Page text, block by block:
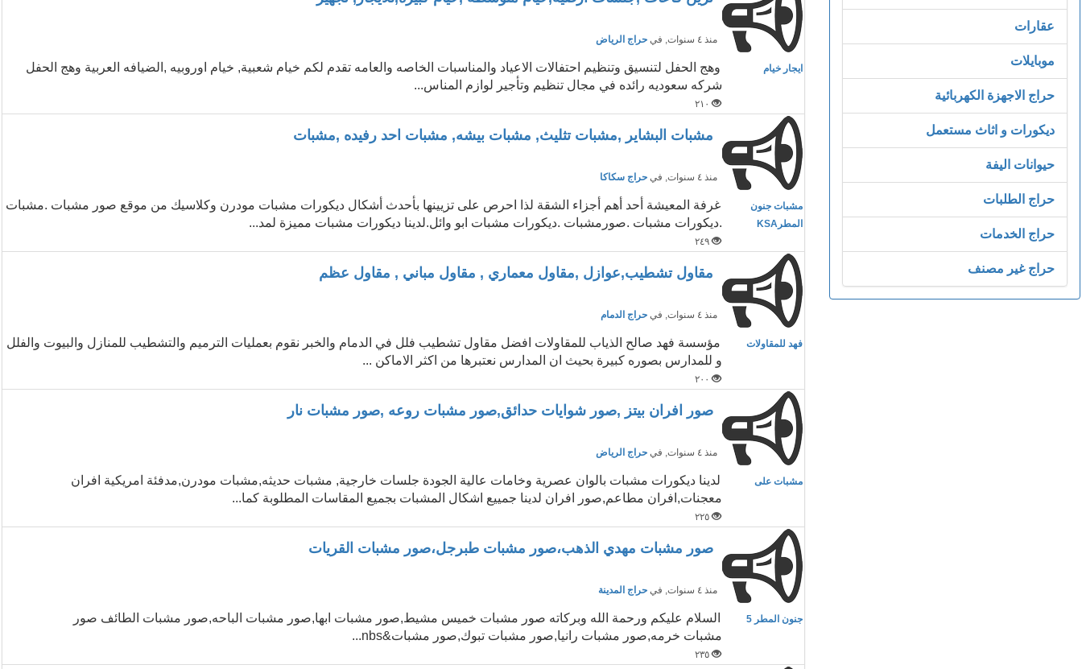
عقارات
موبايلات
حراج الاجهزة الكهربائية
ديكورات و اثاث مستعمل
حيوانات اليفة
حراج الطلبات
حراج الخدمات
حراج غير مصنف
منذ ٤ سنوات , فيحراج الرياض
ايجار خيام
وهج الحفل لتنسيق وتنظيم احتفالات الاعياد والمناسبات الخاصه والعامه تقدم لكم خيام شعبية, خيام اوروبيه ,الضيافه العربية وهج الحفل
شركه سعوديه رائده في مجال تنظيم وتأجير لوازم المناس...
٢١٠
مشبات البشاير ,مشبات تثليث, مشبات بيشه, مشبات احد رفيده ,مشبات
منذ ٤ سنوات , فيحراج سكاكا
مشبات جنون
المطرKSA
غرفة المعيشة أحد أهم أجزاء الشقة لذا احرص على تزيينها بأحدث أشكال ديكورات مشبات مودرن وكلاسيك من موقع صور مشبات .مشبات
.ديكورات مشبات .صورمشبات .ديكورات مشبات ابو وائل.لدينا ديكورات مشبات مميزة لمد...
٢٤٩
مقاول تشطيب,عوازل ,مقاول معماري , مقاول مباني , مقاول عظم
منذ ٤ سنوات , فيحراج الدمام
فهد للمقاولات
مؤسسة فهد صالح الذياب للمقاولات افضل مقاول تشطيب فلل في الدمام والخبر نقوم بعمليات الترميم والتشطيب للمنازل والبيوت والفلل
و للمدارس بصوره كبيرة بحيث ان المدارس نعتبرها من اكثر الاماكن ...
٢٠٠
صور افران بيتز ,صور شوايات حدائق,صور مشبات روعه ,صور مشبات نار
منذ ٤ سنوات , فيحراج الرياض
مشبات على
لدينا ديكورات مشبات بالوان عصرية وخامات عالية الجودة جلسات خارجية, مشبات حديثه,مشبات مودرن,مدفئة امريكية افران
معجنات,افران مطاعم,صور افران لدينا جمييع اشكال المشبات بجميع المقاسات المطلوبة كما...
٢٢٥
صور مشبات مهدي الذهب،صور مشبات طبرجل،صور مشبات القريات
منذ ٤ سنوات , فيحراج المدينة
جنون المطر 5
السلام عليكم ورحمة الله وبركاته صور مشبات خميس مشيط,صور مشبات ابها,صور مشبات الباحه,صور مشبات الطائف صور
مشبات خرمه,صور مشبات رانيا,صور مشبات تبوك,صور مشبات&nbs...
٢٣٥